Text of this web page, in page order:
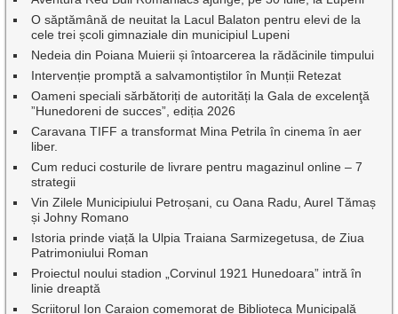
O săptămână de neuitat la Lacul Balaton pentru elevi de la
cele trei școli gimnaziale din municipiul Lupeni
Nedeia din Poiana Muierii și întoarcerea la rădăcinile timpului
Intervenție promptă a salvamontiștilor în Munții Retezat
Oameni speciali sărbătoriți de autorități la Gala de excelenţă
”Hunedoreni de succes”, ediția 2026
Caravana TIFF a transformat Mina Petrila în cinema în aer
liber.
Cum reduci costurile de livrare pentru magazinul online – 7
strategii
Vin Zilele Municipiului Petroșani, cu Oana Radu, Aurel Tămaș
și Johny Romano
Istoria prinde viață la Ulpia Traiana Sarmizegetusa, de Ziua
Patrimoniului Roman
Proiectul noului stadion „Corvinul 1921 Hunedoara” intră în
linie dreaptă
Scriitorul Ion Caraion comemorat de Biblioteca Municipală